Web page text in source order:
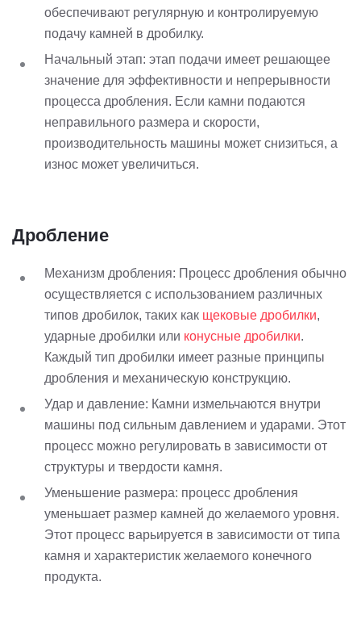
обеспечивают регулярную и контролируемую
подачу камней в дробилку.
Начальный этап: этап подачи имеет решающее
значение для эффективности и непрерывности
процесса дробления. Если камни подаются
неправильного размера и скорости,
производительность машины может снизиться, а
износ может увеличиться.
Дробление
Механизм дробления: Процесс дробления обычно
осуществляется с использованием различных
типов дробилок, таких как щековые дробилки,
ударные дробилки или конусные дробилки.
Каждый тип дробилки имеет разные принципы
дробления и механическую конструкцию.
Удар и давление: Камни измельчаются внутри
машины под сильным давлением и ударами. Этот
процесс можно регулировать в зависимости от
структуры и твердости камня.
Уменьшение размера: процесс дробления
уменьшает размер камней до желаемого уровня.
Этот процесс варьируется в зависимости от типа
камня и характеристик желаемого конечного
продукта.